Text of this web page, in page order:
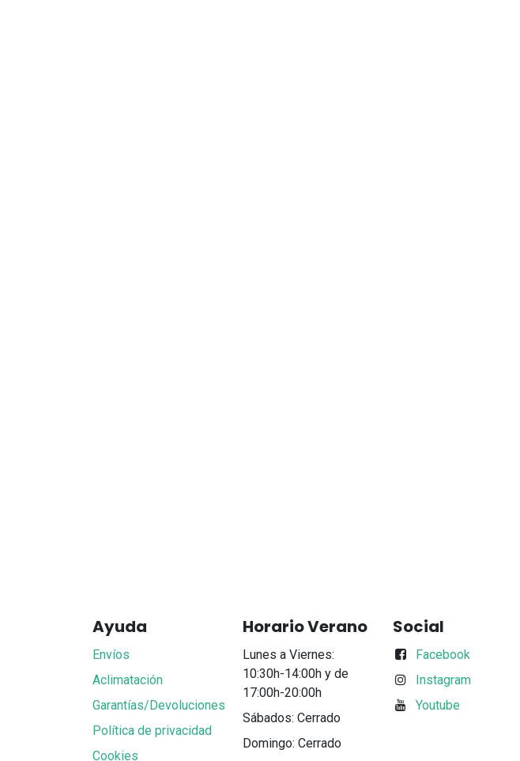
Ayuda
Envíos
Aclimatación
Garantías/Devoluciones
Política de privacidad
Cookies
Horario Verano
Lunes a Viernes:
10:30h-14:00h y de
17:00h-20:00h
Sábados: Cerrado
Domingo: Cerrado
Social
Facebook
Instagram
Youtube